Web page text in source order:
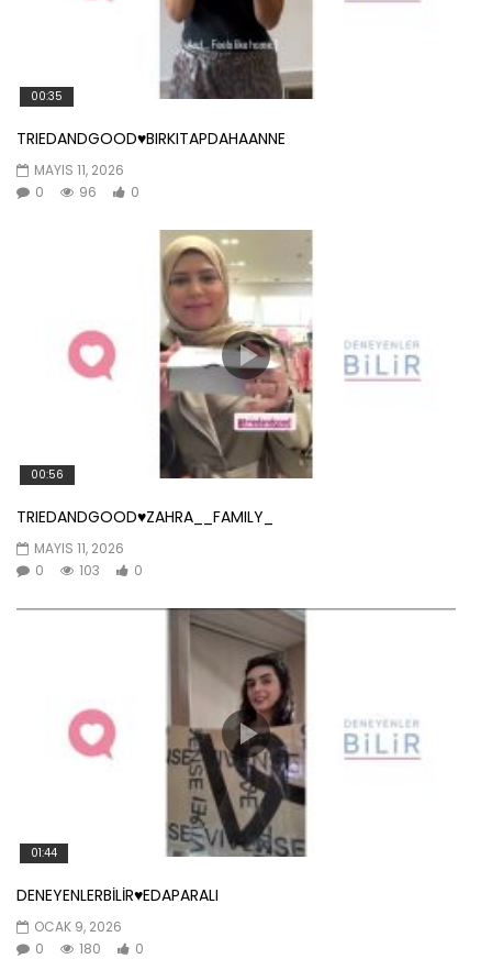
00:35
TRIEDANDGOOD♥️BIRKITAPDAHAANNE
MAYIS 11, 2026
0
96 0
00:56
TRIEDANDGOOD♥️ZAHRA__FAMILY_
MAYIS 11, 2026
0
103 0
01:44
DENEYENLERBİLİR♥️EDAPARALI
OCAK 9, 2026
0
180 0